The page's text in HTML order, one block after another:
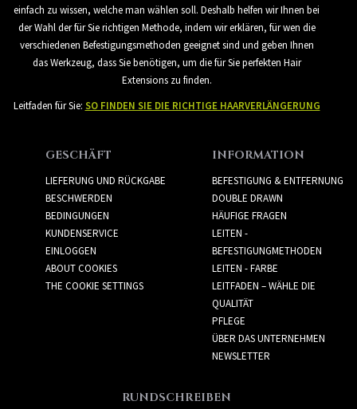
einfach zu wissen, welche man wählen soll. Deshalb helfen wir Ihnen bei
der Wahl der für Sie richtigen Methode, indem wir erklären, für wen die
verschiedenen Befestigungsmethoden geeignet sind und geben Ihnen
das Werkzeug, dass Sie benötigen, um die für Sie perfekten Hair
Extensions zu finden.
Leitfaden für Sie: SO FINDEN SIE DIE RICHTIGE HAARVERLÄNGERUNG
GESCHÄFT
LIEFERUNG UND RÜCKGABE
BESCHWERDEN
BEDINGUNGEN
KUNDENSERVICE
EINLOGGEN
ABOUT COOKIES
THE COOKIE SETTINGS
INFORMATION
BEFESTIGUNG & ENTFERNUNG
DOUBLE DRAWN
HÄUFIGE FRAGEN
LEITEN -
BEFESTIGUNGMETHODEN
LEITEN - FARBE
LEITFADEN – WÄHLE DIE
QUALITÄT
PFLEGE
ÜBER DAS UNTERNEHMEN
NEWSLETTER
RUNDSCHREIBEN